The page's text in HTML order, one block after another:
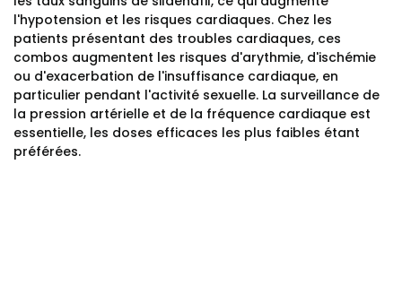
l'hypotension et les risques cardiaques. Chez les
patients présentant des troubles cardiaques, ces
combos augmentent les risques d'arythmie, d'ischémie
ou d'exacerbation de l'insuffisance cardiaque, en
particulier pendant l'activité sexuelle. La surveillance de
la pression artérielle et de la fréquence cardiaque est
essentielle, les doses efficaces les plus faibles étant
préférées.